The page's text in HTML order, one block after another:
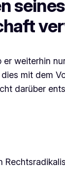
weiterhin
mit dem
darüber